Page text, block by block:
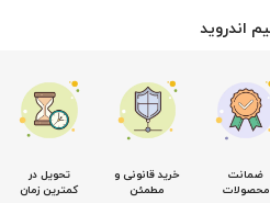
اندروید
ضمانت
محصولات
خرید قانونی و
مطمئن
تحویل در
کمترین زمان